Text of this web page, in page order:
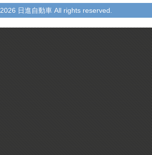
2026 日進自動車 All rights reserved.